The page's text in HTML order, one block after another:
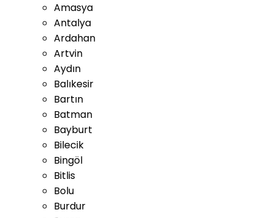
Amasya
Antalya
Ardahan
Artvin
Aydın
Balıkesir
Bartın
Batman
Bayburt
Bilecik
Bingöl
Bitlis
Bolu
Burdur